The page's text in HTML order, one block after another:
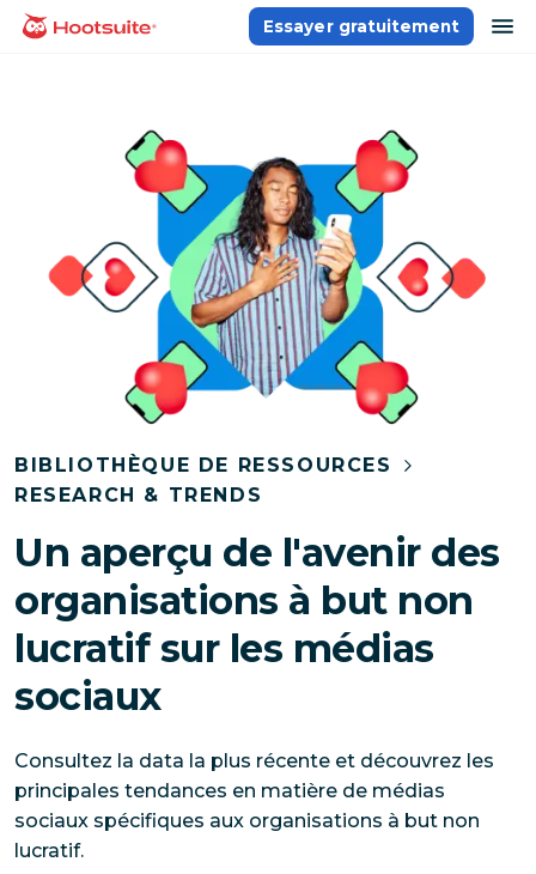
Aller
Accueil
Essayer gratuitement
BIBLIOTHÈQUE DE RESSOURCES
RESEARCH & TRENDS
Un aperçu de l'avenir des
organisations à but non
lucratif sur les médias
sociaux
Consultez la data la plus récente et découvrez les
principales tendances en matière de médias
sociaux spécifiques aux organisations à but non
lucratif.